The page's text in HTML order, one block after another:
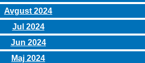
Avgust 2024
Jul 2024
Jun 2024
Maj 2024